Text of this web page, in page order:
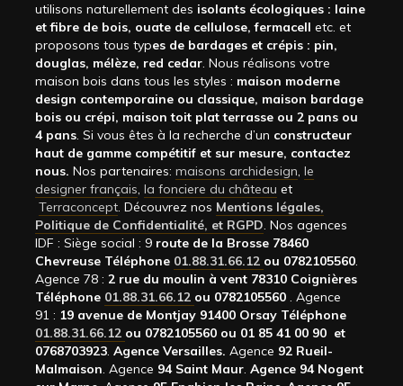
utilisons naturellement des isolants écologiques : laine
et fibre de bois, ouate de cellulose, fermacell etc. et
proposons tous types de bardages et crépis : pin,
douglas, mélèze, red cedar. Nous réalisons votre
maison bois dans tous les styles : maison moderne
design contemporaine ou classique, maison bardage
bois ou crépi, maison toit plat terrasse ou 2 pans ou
4 pans. Si vous êtes à la recherche d’un constructeur
haut de gamme compétitif et sur mesure, contactez
nous. Nos partenaires: maisons archidesign, le
designer français, la fonciere du château et
Terraconcept. Découvrez nos Mentions légales,
Politique de Confidentialité, et RGPD. Nos agences
IDF : Siège social : 9 route de la Brosse 78460
Chevreuse Téléphone 01.88.31.66.12 ou 0782105560.
Agence 78 : 2 rue du moulin à vent 78310 Coignières
Téléphone 01.88.31.66.12 ou 0782105560 . Agence
91 : 19 avenue de Montjay 91400 Orsay Téléphone
01.88.31.66.12 ou 0782105560 ou 01 85 41 00 90 et
0768703923. Agence Versailles. Agence 92 Rueil-
Malmaison. Agence 94 Saint Maur. Agence 94 Nogent